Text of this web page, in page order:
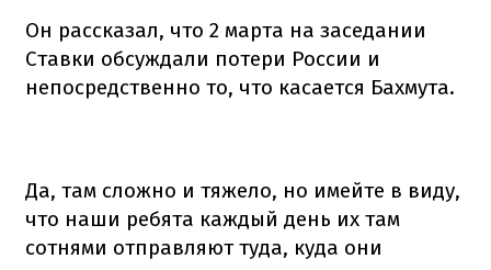
Он рассказал, что 2 марта на заседании
Ставки обсуждали потери России и
непосредственно то, что касается Бахмута.
Да, там сложно и тяжело, но имейте в виду,
что наши ребята каждый день их там
сотнями отправляют туда, куда они